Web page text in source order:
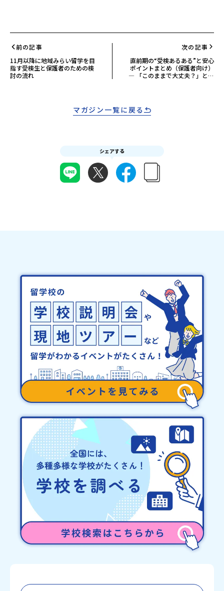
前の記事
11月以降に地域みらい留学を目
指す受検生と保護者のための検
討の流れ
次の記事
直前期の“受検あるある”と安心
ポイントまとめ（保護者向け）
― 「このままで大丈夫？」と感
マガジン一覧に戻る
シェアする